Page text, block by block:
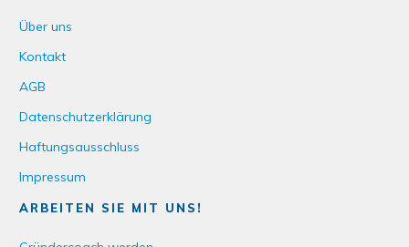
Über uns
Kontakt
AGB
Datenschutzerklärung
Haftungsausschluss
Impressum
ARBEITEN SIE MIT UNS!